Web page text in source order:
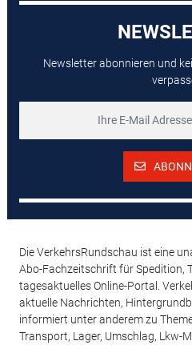
Newsletter abonnieren und
Die VerkehrsRundschau ist eine
Abo-Fachzeitschrift für Spedition,
tagesaktuelles Online-Portal.
aktuelle Nachrichten,
informiert unter anderem zu
Transport, Lager, Umschlag, Lkw-